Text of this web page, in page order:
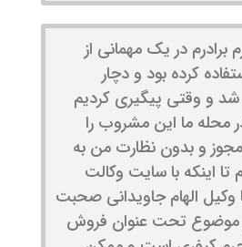
برادرم در یک مهمانی از
کرده بود و دچار
و وقتی پیگیری کردیم
محله ما این مشروب را
و بدون نظارت من به
اینکه با سایت وکالت
وکیل الهام جاویدانی صحبت
موضوع تحت عنوان فروش